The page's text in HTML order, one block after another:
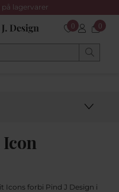
på lagervarer
0 0
Icons forbi Pind J Design i